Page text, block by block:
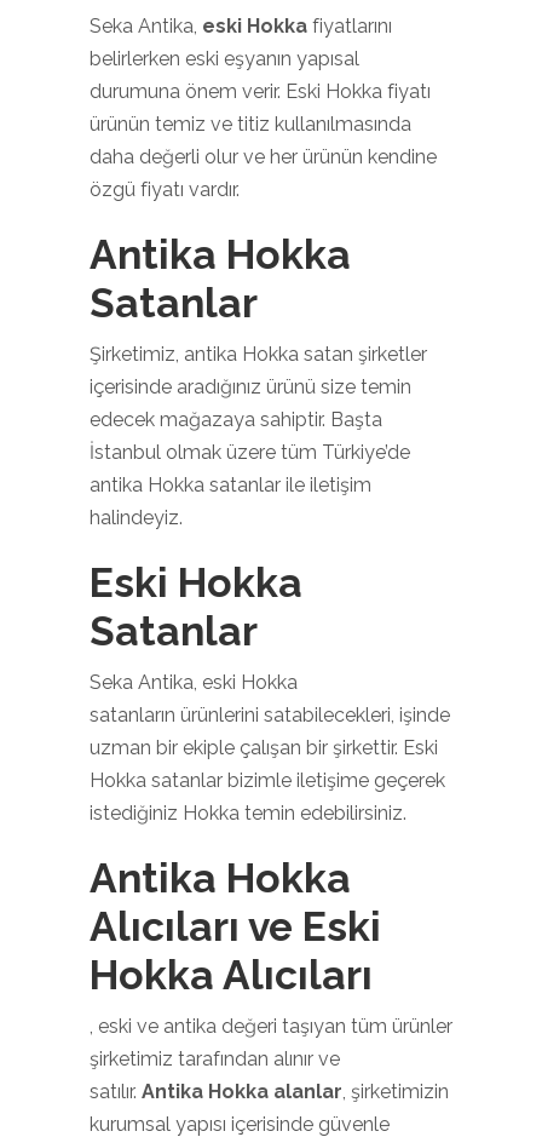
Seka Antika, eski Hokka fiyatlarını
belirlerken eski eşyanın yapısal
durumuna önem verir. Eski Hokka fiyatı
ürünün temiz ve titiz kullanılmasında
daha değerli olur ve her ürünün kendine
özgü fiyatı vardır.
Antika Hokka
Satanlar
Şirketimiz, antika Hokka satan şirketler
içerisinde aradığınız ürünü size temin
edecek mağazaya sahiptir. Başta
İstanbul olmak üzere tüm Türkiye’de
antika Hokka satanlar ile iletişim
halindeyiz.
Eski Hokka
Satanlar
Seka Antika, eski Hokka
satanların ürünlerini satabilecekleri, işinde
uzman bir ekiple çalışan bir şirkettir. Eski
Hokka satanlar bizimle iletişime geçerek
istediğiniz Hokka temin edebilirsiniz.
Antika Hokka
Alıcıları ve Eski
Hokka Alıcıları
, eski ve antika değeri taşıyan tüm ürünler
şirketimiz tarafından alınır ve
satılır. Antika Hokka alanlar, şirketimizin
kurumsal yapısı içerisinde güvenle